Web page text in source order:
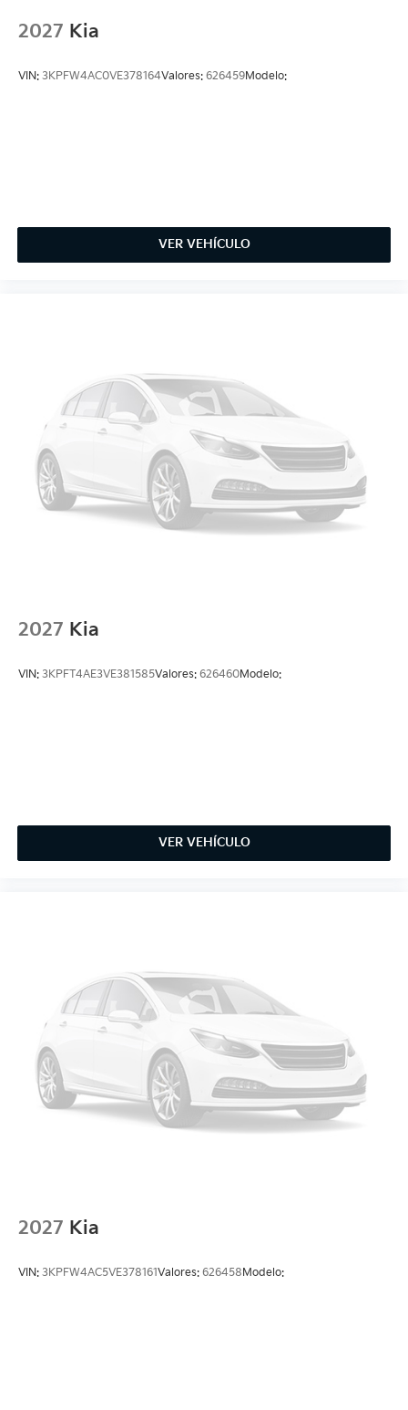
2027 Kia
VIN: 3KPFW4AC0VE378164Valores: 626459Modelo:
VER VEHÍCULO
2027 Kia
VIN: 3KPFT4AE3VE381585Valores: 626460Modelo:
VER VEHÍCULO
2027 Kia
VIN: 3KPFW4AC5VE378161Valores: 626458 Modelo: